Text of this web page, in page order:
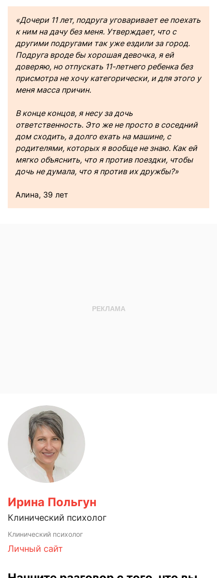
«Дочери 11 лет, подруга уговаривает ее поехать
к ним на дачу без меня. Утверждает, что с
другими подругами так уже ездили за город.
Подруга вроде бы хорошая девочка, я ей
доверяю, но отпускать 11-летнего ребенка без
присмотра не хочу категорически, и для этого у
меня масса причин.
В конце концов, я несу за дочь
ответственность. Это же не просто в соседний
дом сходить, а долго ехать на машине, с
родителями, которых я вообще не знаю. Как ей
мягко объяснить, что я против поездки, чтобы
дочь не думала, что я против их дружбы?»
Алина, 39 лет
Ирина Польгун
Клинический психолог
Клинический психолог
Личный сайт